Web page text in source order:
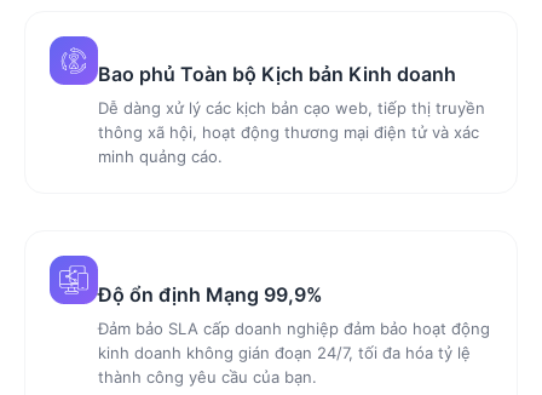
Bao phủ Toàn bộ Kịch bản Kinh doanh
Dễ dàng xử lý các kịch bản cạo web, tiếp thị truyền
thông xã hội, hoạt động thương mại điện tử và xác
minh quảng cáo.
Độ ổn định Mạng 99,9%
Đảm bảo SLA cấp doanh nghiệp đảm bảo hoạt động
kinh doanh không gián đoạn 24/7, tối đa hóa tỷ lệ
thành công yêu cầu của bạn.